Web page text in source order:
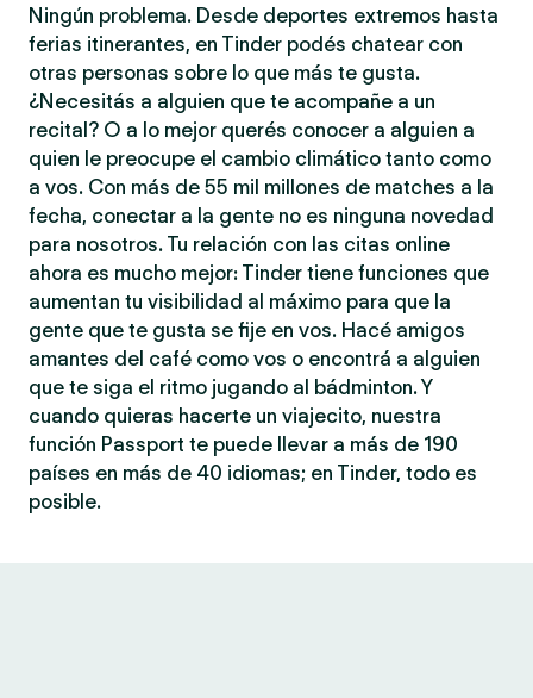
Ningún problema. Desde deportes extremos hasta
ferias itinerantes, en Tinder podés chatear con
otras personas sobre lo que más te gusta.
¿Necesitás a alguien que te acompañe a un
recital? O a lo mejor querés conocer a alguien a
quien le preocupe el cambio climático tanto como
a vos. Con más de 55 mil millones de matches a la
fecha, conectar a la gente no es ninguna novedad
para nosotros. Tu relación con las citas online
ahora es mucho mejor: Tinder tiene funciones que
aumentan tu visibilidad al máximo para que la
gente que te gusta se fije en vos. Hacé amigos
amantes del café como vos o encontrá a alguien
que te siga el ritmo jugando al bádminton. Y
cuando quieras hacerte un viajecito, nuestra
función Passport te puede llevar a más de 190
países en más de 40 idiomas; en Tinder, todo es
posible.